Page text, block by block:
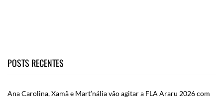
POSTS RECENTES
Ana Carolina, Xamã e Mart’nália vão agitar a FLA Araru 2026 com